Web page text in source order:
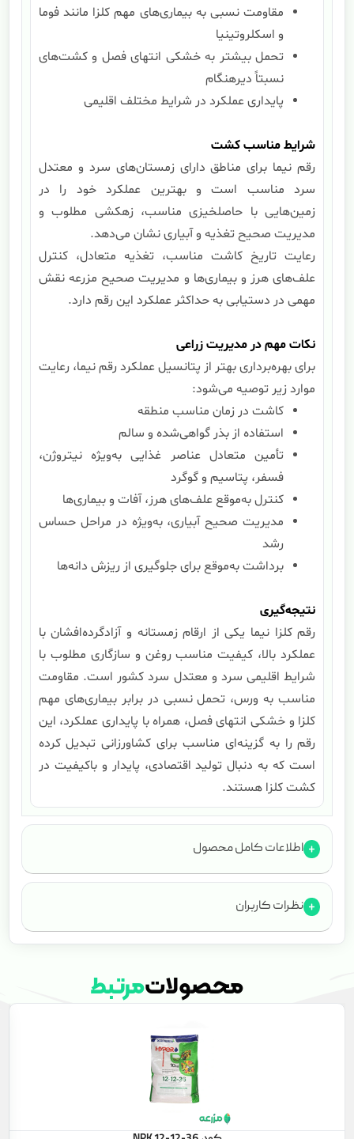
مقاومت نسبی به بیماری‌های مهم کلزا مانند فوما
و اسکلروتینیا
تحمل بیشتر به خشکی انتهای فصل و کشت‌های
نسبتاً دیرهنگام
پایداری عملکرد در شرایط مختلف اقلیمی
شرایط مناسب کشت
رقم نیما برای مناطق دارای زمستان‌های سرد و معتدل
سرد مناسب است و بهترین عملکرد خود را در
زمین‌هایی با حاصلخیزی مناسب، زهکشی مطلوب و
مدیریت صحیح تغذیه و آبیاری نشان می‌دهد.
رعایت تاریخ کاشت مناسب، تغذیه متعادل، کنترل
علف‌های هرز و بیماری‌ها و مدیریت صحیح مزرعه نقش
مهمی در دستیابی به حداکثر عملکرد این رقم دارد.
نکات مهم در مدیریت زراعی
برای بهره‌برداری بهتر از پتانسیل عملکرد رقم نیما، رعایت
موارد زیر توصیه می‌شود:
کاشت در زمان مناسب منطقه
استفاده از بذر گواهی‌شده و سالم
تأمین متعادل عناصر غذایی به‌ویژه نیتروژن،
فسفر، پتاسیم و گوگرد
کنترل به‌موقع علف‌های هرز، آفات و بیماری‌ها
مدیریت صحیح آبیاری، به‌ویژه در مراحل حساس
رشد
برداشت به‌موقع برای جلوگیری از ریزش دانه‌ها
نتیجه‌گیری
رقم کلزا نیما یکی از ارقام زمستانه و آزادگرده‌افشان با
عملکرد بالا، کیفیت مناسب روغن و سازگاری مطلوب با
شرایط اقلیمی سرد و معتدل سرد کشور است. مقاومت
مناسب به ورس، تحمل نسبی در برابر بیماری‌های مهم
کلزا و خشکی انتهای فصل، همراه با پایداری عملکرد، این
رقم را به گزینه‌ای مناسب برای کشاورزانی تبدیل کرده
است که به دنبال تولید اقتصادی، پایدار و باکیفیت در
کشت کلزا هستند.
اطلاعات کامل محصول
نظرات کاربران
محصولاتمرتبط